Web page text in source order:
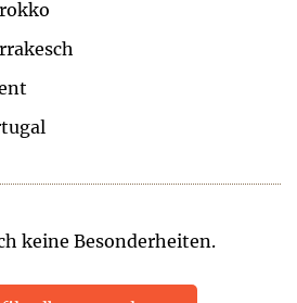
keine Besonderheiten.